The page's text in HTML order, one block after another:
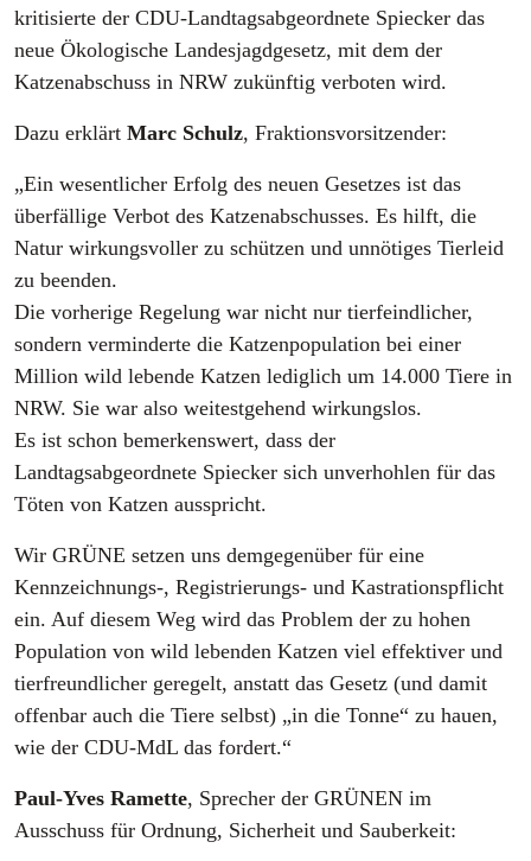
kritisierte der CDU-Landtagsabgeordnete Spiecker das
neue Ökologische Landesjagdgesetz, mit dem der
Katzenabschuss in NRW zukünftig verboten wird.
Dazu erklärt Marc Schulz, Fraktionsvorsitzender:
„Ein wesentlicher Erfolg des neuen Gesetzes ist das
überfällige Verbot des Katzenabschusses. Es hilft, die
Natur wirkungsvoller zu schützen und unnötiges Tierleid
zu beenden.
Die vorherige Regelung war nicht nur tierfeindlicher,
sondern verminderte die Katzenpopulation bei einer
Million wild lebende Katzen lediglich um 14.000 Tiere in
NRW. Sie war also weitestgehend wirkungslos.
Es ist schon bemerkenswert, dass der
Landtagsabgeordnete Spiecker sich unverhohlen für das
Töten von Katzen ausspricht.
Wir GRÜNE setzen uns demgegenüber für eine
Kennzeichnungs-, Registrierungs- und Kastrationspflicht
ein. Auf diesem Weg wird das Problem der zu hohen
Population von wild lebenden Katzen viel effektiver und
tierfreundlicher geregelt, anstatt das Gesetz (und damit
offenbar auch die Tiere selbst) „in die Tonne“ zu hauen,
wie der CDU-MdL das fordert.“
Paul-Yves Ramette, Sprecher der GRÜNEN im
Ausschuss für Ordnung, Sicherheit und Sauberkeit: